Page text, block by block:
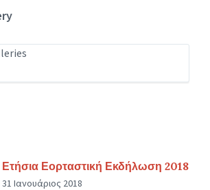
Ετήσια Εορταστική Εκδήλωση 2018
31 Ιανουάριος 2018